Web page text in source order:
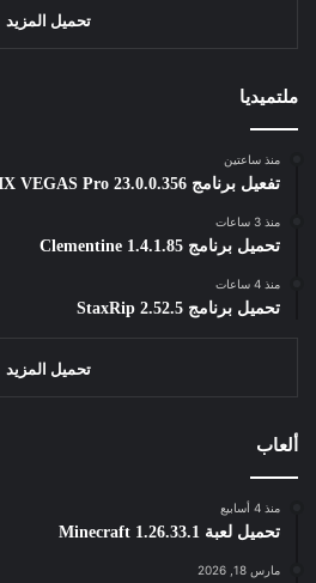
تحميل المزيد
ملتميديا
منذ ساعتين
تفعيل برنامج MAGIX VEGAS Pro 23.0.0.356
منذ 3 ساعات
تحميل برنامج Clementine 1.4.1.85
منذ 4 ساعات
تحميل برنامج StaxRip 2.52.5
تحميل المزيد
ألعاب
منذ 4 أسابيع
تحميل لعبة Minecraft 1.26.33.1
مارس 18, 2026